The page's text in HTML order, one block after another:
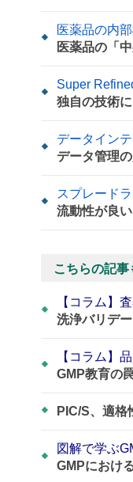
医薬品の内
医薬品の「
Super
独自の技術
データイン
データ管理
スプレード
流動性が良
こちらの記
【コラム】
洗浄バリデ
【コラム】
GMP教育の
PIC/S、適格
図解で学ぶ
GMPにおけ